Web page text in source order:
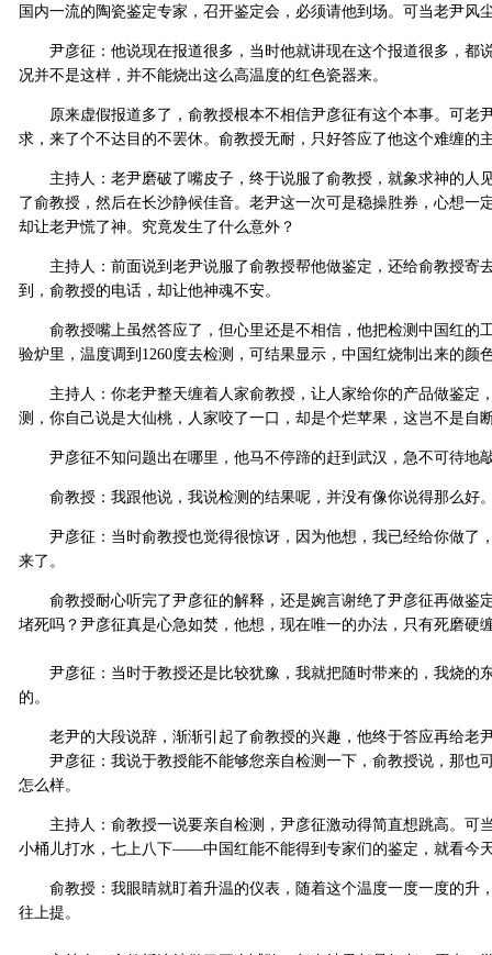
国内一流的陶瓷鉴定专家，召开鉴定会，必须请他到场。可当老尹
尹彦征：他说现在报道很多，当时他就讲现在这个报道很多，都
况并不是这样，并不能烧出这么高温度的红色瓷器来。
原来虚假报道多了，俞教授根本不相信尹彦征有这个本事。可老
求，来了个不达目的不罢休。俞教授无耐，只好答应了他这个难缠的
主持人：老尹磨破了嘴皮子，终于说服了俞教授，就象求神的人
了俞教授，然后在长沙静候佳音。老尹这一次可是稳操胜券，心想一
却让老尹慌了神。究竟发生了什么意外？
主持人：前面说到老尹说服了俞教授帮他做鉴定，还给俞教授寄
到，俞教授的电话，却让他神魂不安。
俞教授嘴上虽然答应了，但心里还是不相信，他把检测中国红的
验炉里，温度调到1260度去检测，可结果显示，中国红烧制出来的
主持人：你老尹整天缠着人家俞教授，让人家给你的产品做鉴定
测，你自己说是大仙桃，人家咬了一口，却是个烂苹果，这岂不是自
尹彦征不知问题出在哪里，他马不停蹄的赶到武汉，急不可待地
俞教授：我跟他说，我说检测的结果呢，并没有像你说得那么好
尹彦征：当时俞教授也觉得很惊讶，因为他想，我已经给你做了
来了。
俞教授耐心听完了尹彦征的解释，还是婉言谢绝了尹彦征再做鉴
堵死吗？尹彦征真是心急如焚，他想，现在唯一的办法，只有死磨硬
尹彦征：当时于教授还是比较犹豫，我就把随时带来的，我烧的
的。
老尹的大段说辞，渐渐引起了俞教授的兴趣，他终于答应再给老
尹彦征：我说于教授能不能够您亲自检测一下，俞教授说，那也
怎么样。
主持人：俞教授一说要亲自检测，尹彦征激动得简直想跳高。可
小桶儿打水，七上八下——中国红能不能得到专家们的鉴定，就看今
俞教授：我眼睛就盯着升温的仪表，随着这个温度一度一度的升
往上提。